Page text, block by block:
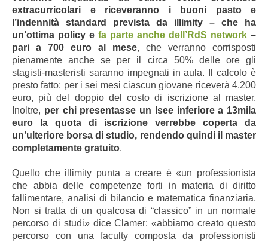
extracurricolari e riceveranno i buoni pasto e
l’indennità standard prevista da illimity – che ha
un’ottima policy e fa parte anche dell’RdS network –
pari a 700 euro al mese, che verranno corrisposti
pienamente anche se per il circa 50% delle ore gli
stagisti-masteristi saranno impegnati in aula. Il calcolo è
presto fatto: per i sei mesi ciascun giovane riceverà 4.200
euro, più del doppio del costo di iscrizione al master.
Inoltre, per chi presentasse un Isee inferiore a 13mila
euro la quota di iscrizione verrebbe coperta da
un’ulteriore borsa di studio, rendendo quindi il master
completamente gratuito.
Quello che illimity punta a creare è «un professionista
che abbia delle competenze forti in materia di diritto
fallimentare, analisi di bilancio e matematica finanziaria.
Non si tratta di un qualcosa di “classico” in un normale
percorso di studi» dice Clamer: «abbiamo creato questo
percorso con una faculty composta da professionisti